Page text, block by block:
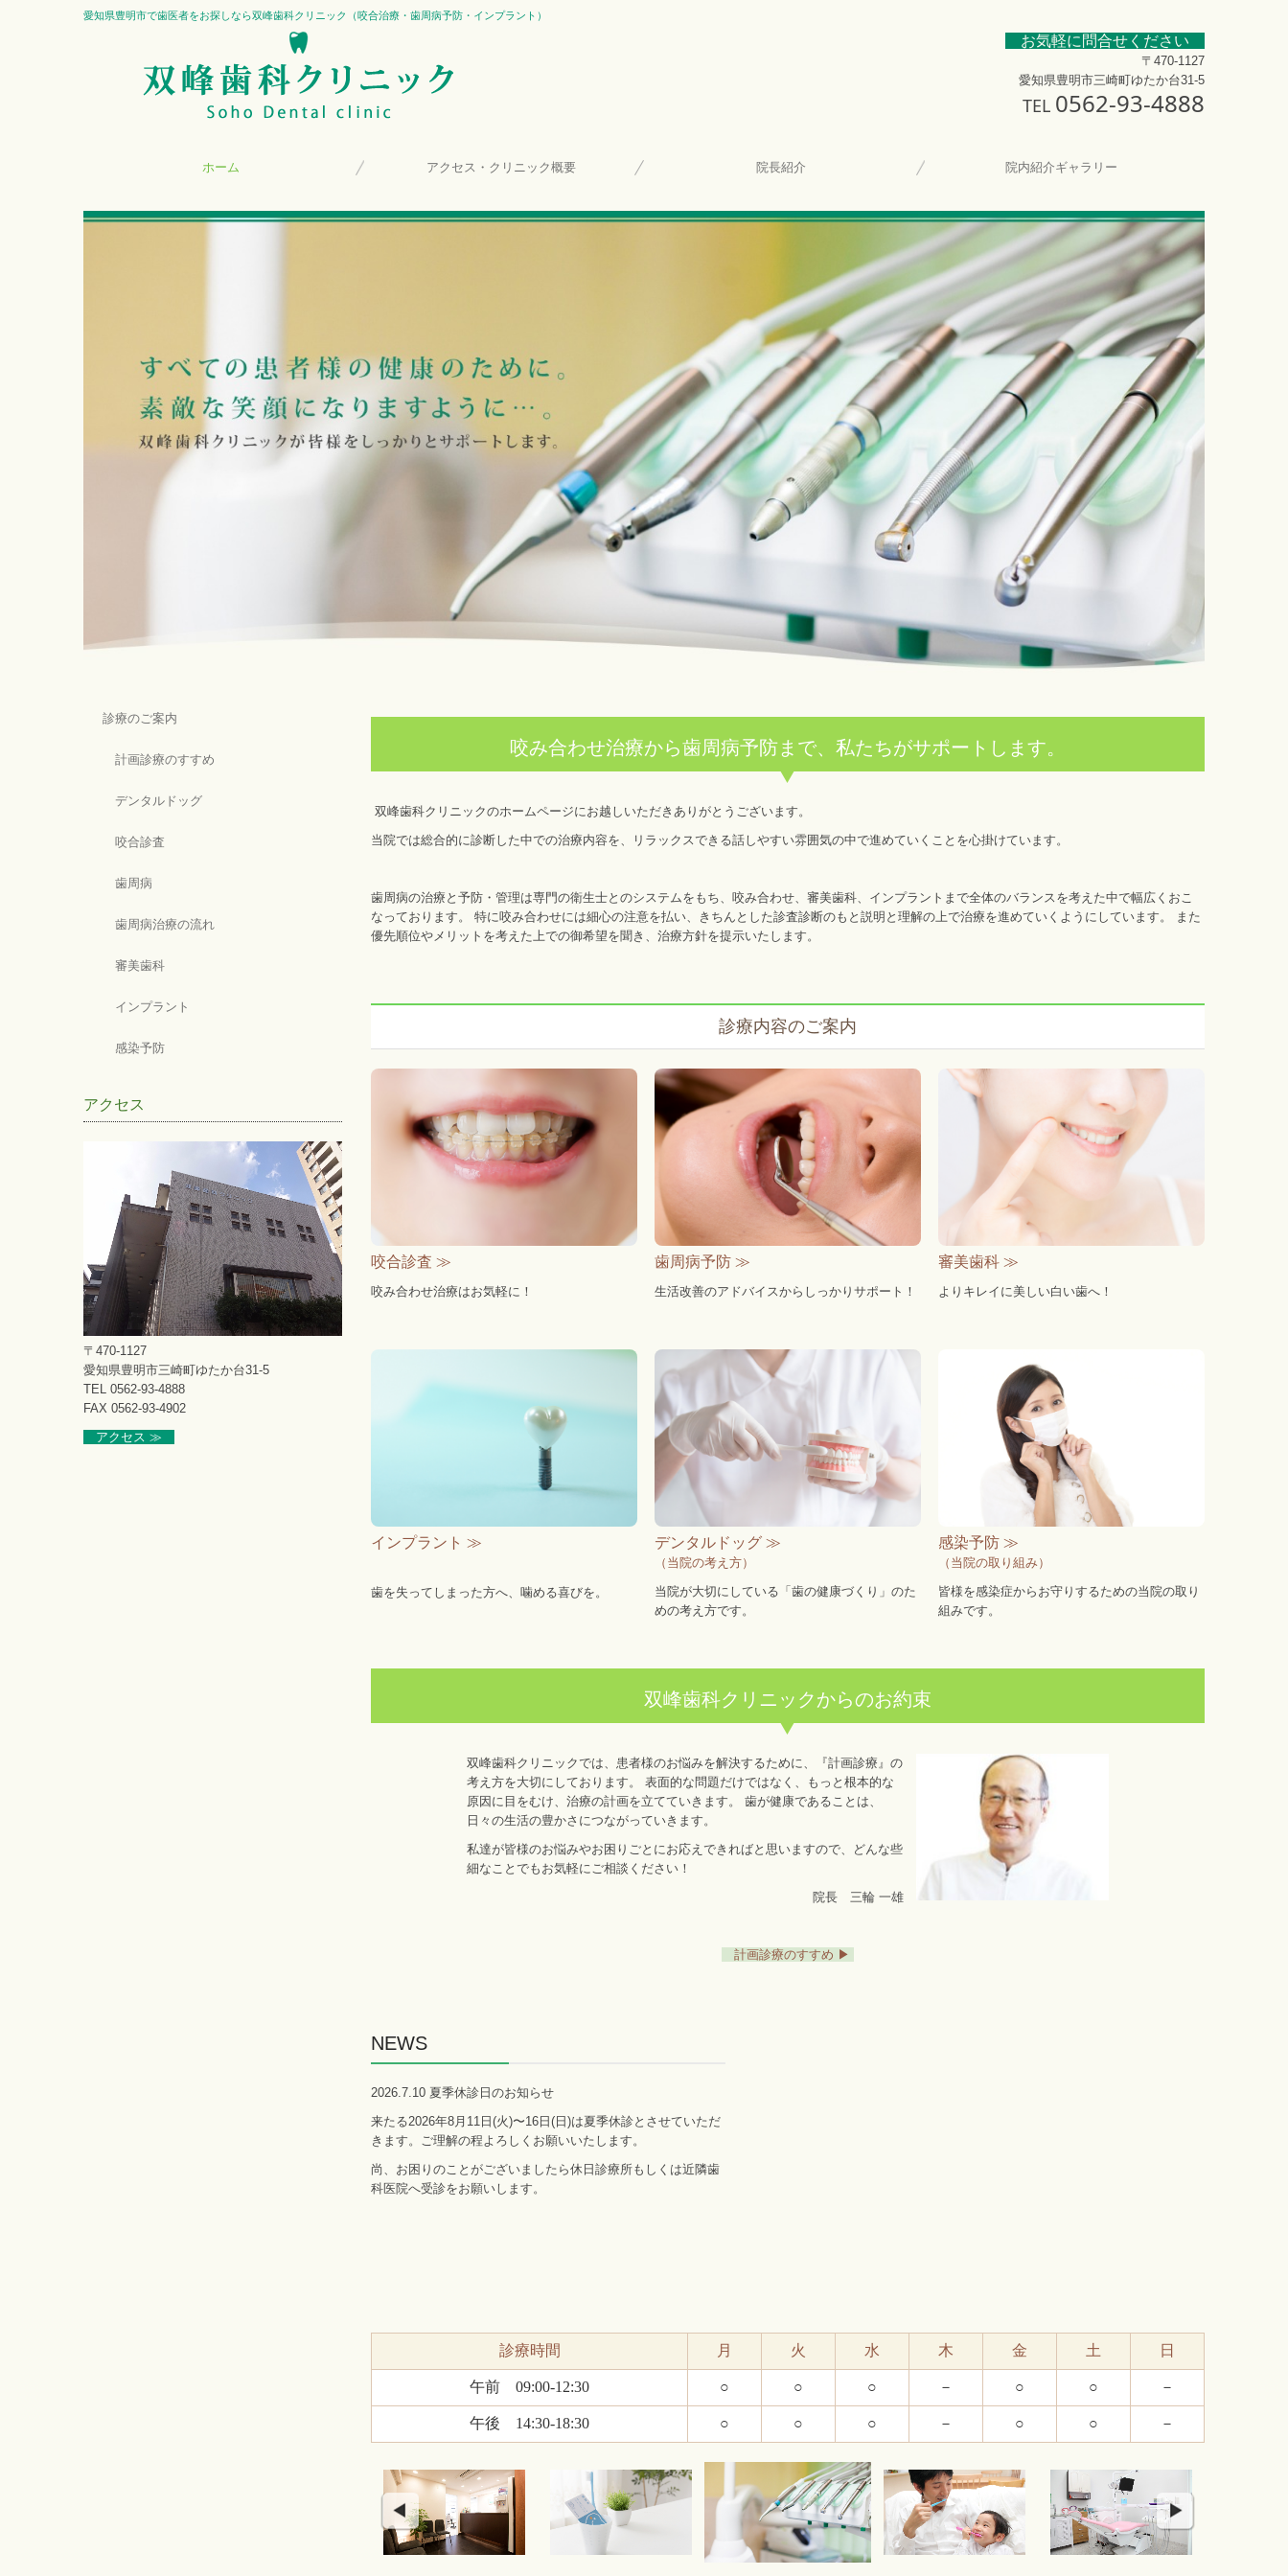
愛知県豊明市で歯医者をお探しなら双峰歯科クリニック（咬合治療・歯周病予防・インプラント）
お気軽に問合せください
〒470-1127
愛知県豊明市三崎町ゆたか台31-5
TEL 0562-93-4888
ホーム アクセス・クリニック概要
個人情報保護方針
院長紹介 院内紹介ギャラリー
診療のご案内
計画診療のすすめ
デンタルドッグ
咬合診査
歯周病
歯周病治療の流れ
審美歯科
インプラント
感染予防
アクセス
〒470-1127
愛知県豊明市三崎町ゆたか台31-5
TEL 0562-93-4888
FAX 0562-93-4902
アクセス ≫
咬み合わせ治療から歯周病予防まで、私たちがサポートします。
双峰歯科クリニックのホームページにお越しいただきありがとうございます。
当院では総合的に診断した中での治療内容を、リラックスできる話しやすい雰囲気の中で進めていくことを心掛けています。
歯周病の治療と予防・管理は専門の衛生士とのシステムをもち、咬み合わせ、審美歯科、インプラントまで全体のバランスを考えた中で幅広くおこ
なっております。 特に咬み合わせには細心の注意を払い、きちんとした診査診断のもと説明と理解の上で治療を進めていくようにしています。 また
優先順位やメリットを考えた上での御希望を聞き、治療方針を提示いたします。
診療内容のご案内
咬合診査 ≫
咬み合わせ治療はお気軽に！
歯周病予防 ≫
生活改善のアドバイスからしっかりサポート！
審美歯科 ≫
よりキレイに美しい白い歯へ！
インプラント ≫
歯を失ってしまった方へ、噛める喜びを。
デンタルドッグ ≫
（当院の考え方）
当院が大切にしている「歯の健康づくり」のた
めの考え方です。
感染予防 ≫
（当院の取り組み）
皆様を感染症からお守りするための当院の取り
組みです。
双峰歯科クリニックからのお約束
双峰歯科クリニックでは、患者様のお悩みを解決するために、『計画診療』の
考え方を大切にしております。 表面的な問題だけではなく、もっと根本的な
原因に目をむけ、治療の計画を立てていきます。 歯が健康であることは、
日々の生活の豊かさにつながっていきます。
私達が皆様のお悩みやお困りごとにお応えできればと思いますので、どんな些
細なことでもお気軽にご相談ください！
院長 三輪 一雄
計画診療のすすめ ▶
NEWS
2026.7.10 夏季休診日のお知らせ
来たる2026年8月11日(火)〜16日(日)は夏季休診とさせていただ
きます。ご理解の程よろしくお願いいたします。
尚、お困りのことがございましたら休日診療所もしくは近隣歯
科医院へ受診をお願いします。
診療時間 月 火 水 木 金 土 日
午前 09:00-12:30 ○ ○ ○ － ○ ○ －
午後 14:30-18:30 ○ ○ ○ － ○ ○ －